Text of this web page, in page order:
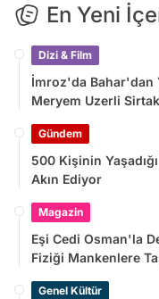
En Yeni
Dizi & Film
İmroz'da Bahar'dan
Meryem Uzerli
Gündem
500 Kişinin
Akın Ediyor
Magazin
Eşi Cedi Osman'la
Fiziği Mankenlere
Genel Kültür